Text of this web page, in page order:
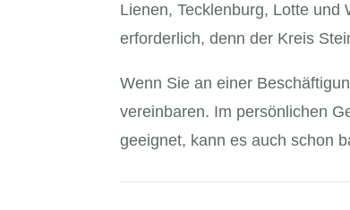
Lienen, Tecklenburg, Lotte und
erforderlich, denn der Kreis
Wenn Sie an einer
vereinbaren. Im persönlichen
geeignet, kann es auch schon